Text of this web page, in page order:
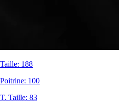
Taille: 188
Poitrine: 100
T. Taille: 83